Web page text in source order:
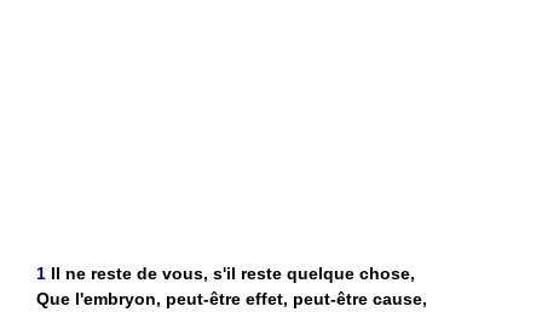
1 Il ne reste de vous, s'il reste quelque chose,
Que l'embryon, peut-être effet, peut-être cause,